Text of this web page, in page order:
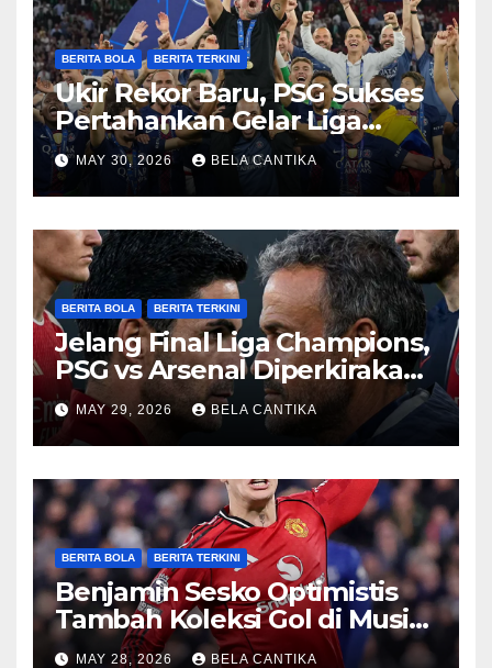
BERITA BOLA BERITA TERKINI
Ukir Rekor Baru, PSG Sukses
Pertahankan Gelar Liga
Champions
MAY 30, 2026 BELA CANTIKA
BERITA BOLA BERITA TERKINI
Jelang Final Liga Champions,
PSG vs Arsenal Diperkirakan
Sengit
MAY 29, 2026 BELA CANTIKA
BERITA BOLA BERITA TERKINI
Benjamin Sesko Optimistis
Tambah Koleksi Gol di Musim
2026/27
MAY 28, 2026 BELA CANTIKA